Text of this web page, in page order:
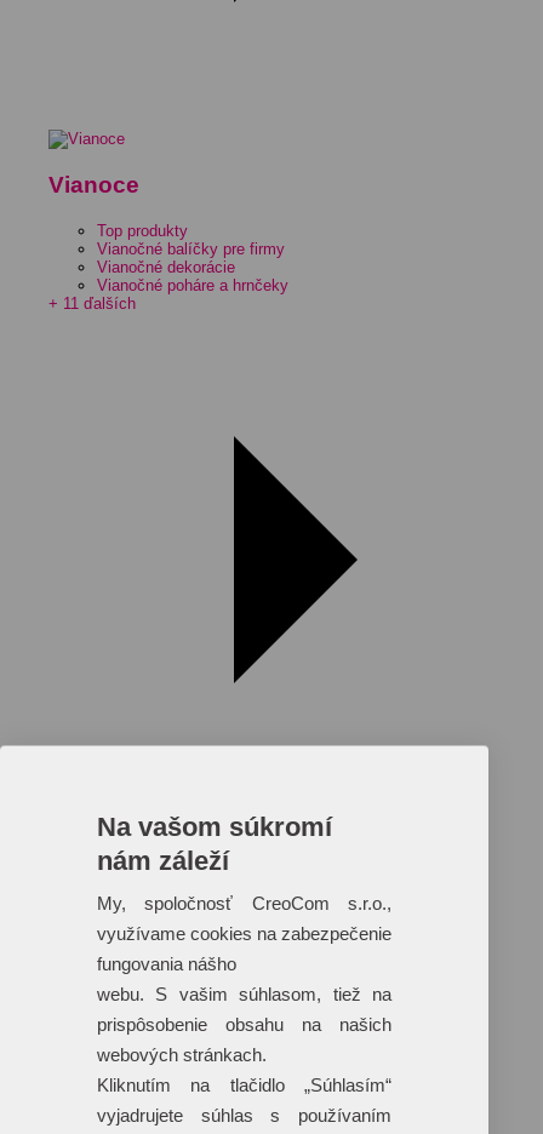
Vianoce
Top produkty
Vianočné balíčky pre firmy
Vianočné dekorácie
Vianočné poháre a hrnčeky
+ 11 ďalších
Reklamné predmety s plnofarebnou
potlačou
Dáždniky
Tašky
Hračky
Klobúky
Na vašom súkromí
nám záleží
My, spoločnosť CreoCom s.r.o.,
využívame cookies na zabezpečenie
fungovania nášho
webu. S vašim súhlasom, tiež na
prispôsobenie obsahu na našich
webových stránkach.
Kliknutím na tlačidlo „Súhlasím“
vyjadrujete súhlas s používaním